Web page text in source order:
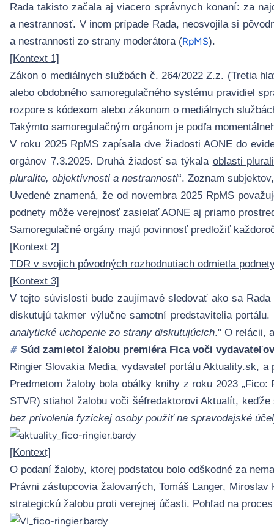
Rada takisto začala aj viacero správnych konaní: za
a nestrannosť. V inom prípade Rada, neosvojila si
a nestrannosti zo strany moderátora (RpMS).
[Kontext 1]
Zákon o mediálnych službách č. 264/2022 Z.z. (Tretia
alebo obdobného samoregulačného systému pravidiel
rozpore s kódexom alebo zákonom o mediálnych
Takýmto samoregulačným orgánom je podľa
V roku 2025 RpMS zapísala dve žiadosti AONE do
orgánov 7.3.2025. Druhá žiadosť sa týkala oblasti
pluralite, objektívnosti a nestrannosti“. Zoznam
Uvedené znamená, že od novembra 2025 RpMS
podnety môže verejnosť zasielať AONE aj priamo
Samoregulačné orgány majú povinnosť predložiť
[Kontext 2]
TDR v svojich pôvodných rozhodnutiach odmietla
[Kontext 3]
V tejto súvislosti bude zaujímavé sledovať ako sa
diskutujú takmer výlučne samotní predstavitelia
analytické uchopenie zo strany diskutujúcich." O relácii,
# Súd zamietol žalobu premiéra Fica voči
Ringier Slovakia Media, vydavateľ portáluAktuality.sk, a
Predmetom žaloby bolaobálky knihy z roku 2023 „Fico:
STVR) stiahol žalobu voči šéfredaktorovi Aktualít,
bez privolenia fyzickej osoby použiť na spravodajské
[Kontext]
O podaní žaloby, ktorej podstatou bolo odškodné za
Právni zástupcovia žalovaných, Tomáš Langer,
strategickú žalobu proti verejnej účasti. Pohľad na